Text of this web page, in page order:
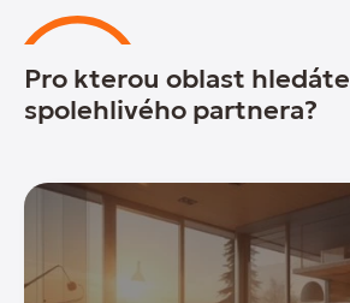
Pro kterou oblast hledáte
spolehlivého partnera?